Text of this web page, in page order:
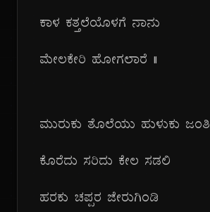
ಕಾಳ ಕತ್ತಲೆಯೊಳಗೆ ನಾನು
ಮೇಲಕೇರಿ ಹೋಗಲಾರೆ ||
ಮುರುಕು ತೊಲೆಯು ಹುಳುಕು ಜಂತಿ
ಕೊರೆದು ಸರಿದು ಕೇಲ ಸಡಲಿ
ಹರಕು ಚಪ್ಪರ ಜೇರುಗಿಂಡಿ